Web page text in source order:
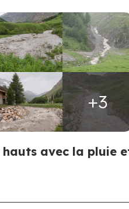
+3
avec la pluie